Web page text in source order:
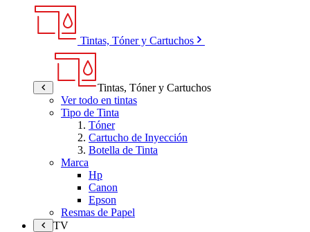
Tintas, Tóner y Cartuchos
Tintas, Tóner y Cartuchos
Ver todo en tintas
Tipo de Tinta
Tóner
Cartucho de Inyección
Botella de Tinta
Marca
Hp
Canon
Epson
Resmas de Papel
TV